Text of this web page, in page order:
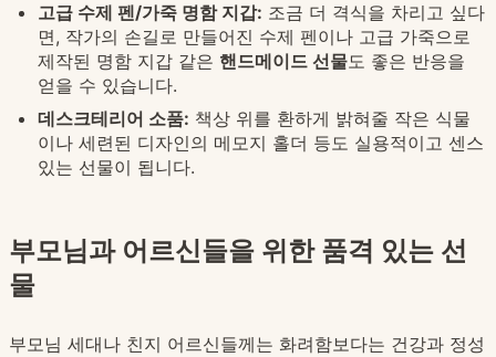
고급 수제 펜/가죽 명함 지갑: 조금 더 격식을 차리고 싶다
면, 작가의 손길로 만들어진 수제 펜이나 고급 가죽으로
제작된 명함 지갑 같은 핸드메이드 선물도 좋은 반응을
얻을 수 있습니다.
데스크테리어 소품: 책상 위를 환하게 밝혀줄 작은 식물
이나 세련된 디자인의 메모지 홀더 등도 실용적이고 센스
있는 선물이 됩니다.
부모님과 어르신들을 위한 품격 있는 선
물
부모님 세대나 친지 어르신들께는 화려함보다는 건강과 정성